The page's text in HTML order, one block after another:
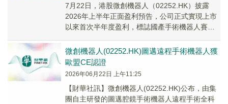
7月22日，港股微創機器人（02252.HK）披露
2026年上半年正面盈利預告，公司正式實現上市
以來首次半年度盈利，標誌國產手術機器人賽道
微創機器人(02252.HK)圖邁遠程手術機器人獲
歐盟CE認證
2026年06月22日 上午11:25
​【財華社訊】微創機器人(02252.HK)公布，由集
團自主研發的圖邁腔鏡手術機器人遠程手術全科